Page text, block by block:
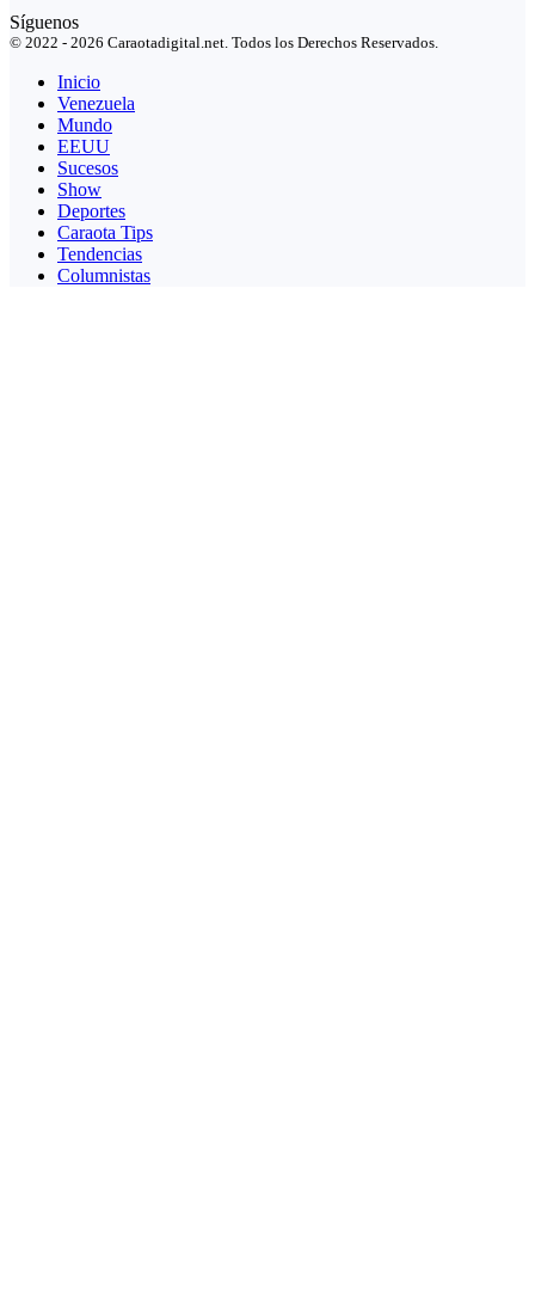
Síguenos
© 2022 - 2026 Caraotadigital.net. Todos los Derechos Reservados.
Inicio
Venezuela
Mundo
EEUU
Sucesos
Show
Deportes
Caraota Tips
Tendencias
Columnistas